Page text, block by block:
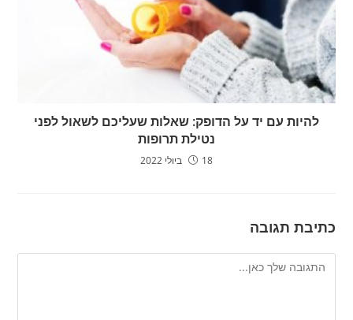
להיות עם יד על הדופק: שאלות שעליכם לשאול לפני
נטילת תרופות
18 ביולי 2022
כתיבת תגובה
להגיב